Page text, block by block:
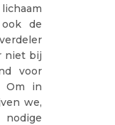
de
niet bij
voor
Om in
we,